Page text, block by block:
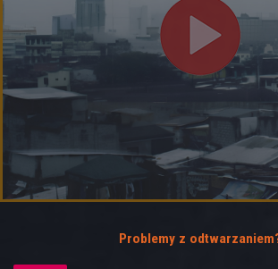
Problemy z